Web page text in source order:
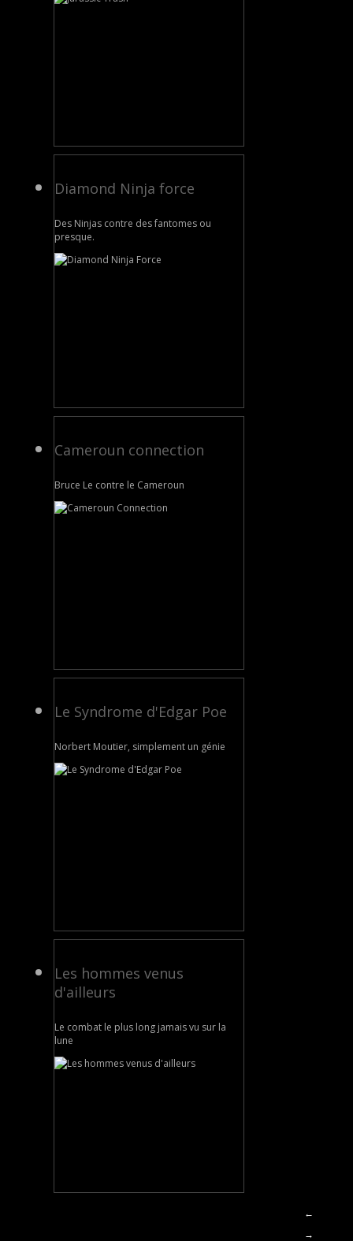
Diamond Ninja force
Des Ninjas contre des fantomes ou
presque.
Cameroun connection
Bruce Le contre le Cameroun
Le Syndrome d'Edgar Poe
Norbert Moutier, simplement un génie
Les hommes venus
d'ailleurs
Le combat le plus long jamais vu sur la
lune
←
→